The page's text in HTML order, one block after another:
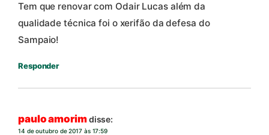
Tem que renovar com Odair Lucas além da
qualidade técnica foi o xerifão da defesa do
Sampaio!
Responder
paulo amorimdisse:
14 de outubro de 2017 às 17:59